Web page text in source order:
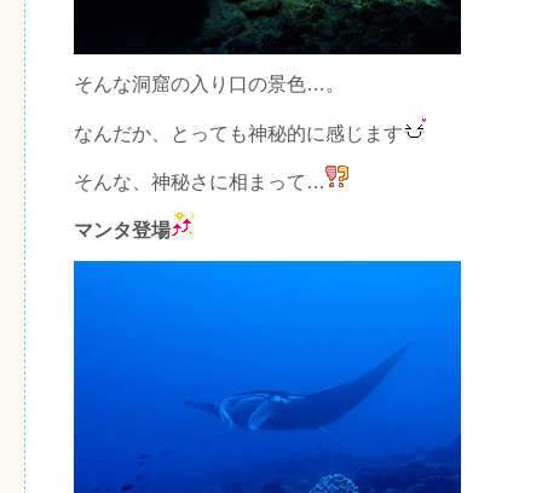
そんな洞窟の入り口の景色…。
なんだか、とっても神秘的に感じます
そんな、神秘さに相まって…
マンタ登場